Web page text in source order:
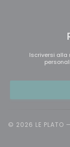
Iscriversi alla
© 2026 LE PLATO —